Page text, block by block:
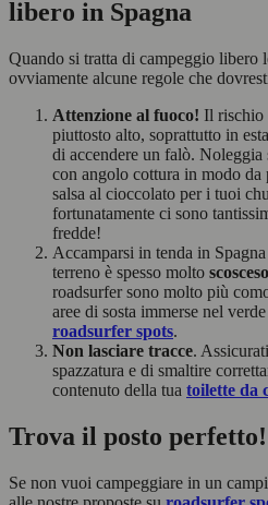
libero in Spagna
Quando si tratta di campeggio libero
ovviamente alcune regole che
Attenzione al fuoco! Il rischio
piuttosto alto, soprattutto in
di accendere un falò.
con angolo cottura in modo da
salsa al cioccolato per i tuoi
fortunatamente ci sono
fredde!
Accamparsi in tenda in
terreno è spesso molto scosceso
roadsurfer sono molto più
aree di sosta immerse nel
roadsurfer spots.
Non lasciare tracce.
spazzatura e di smaltire
contenuto della tua toilette da
Trova il posto perfetto!
Se non vuoi campeggiare in un